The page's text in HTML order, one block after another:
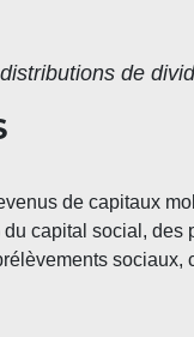
de
de capitaux
du capital social, des
sociaux,